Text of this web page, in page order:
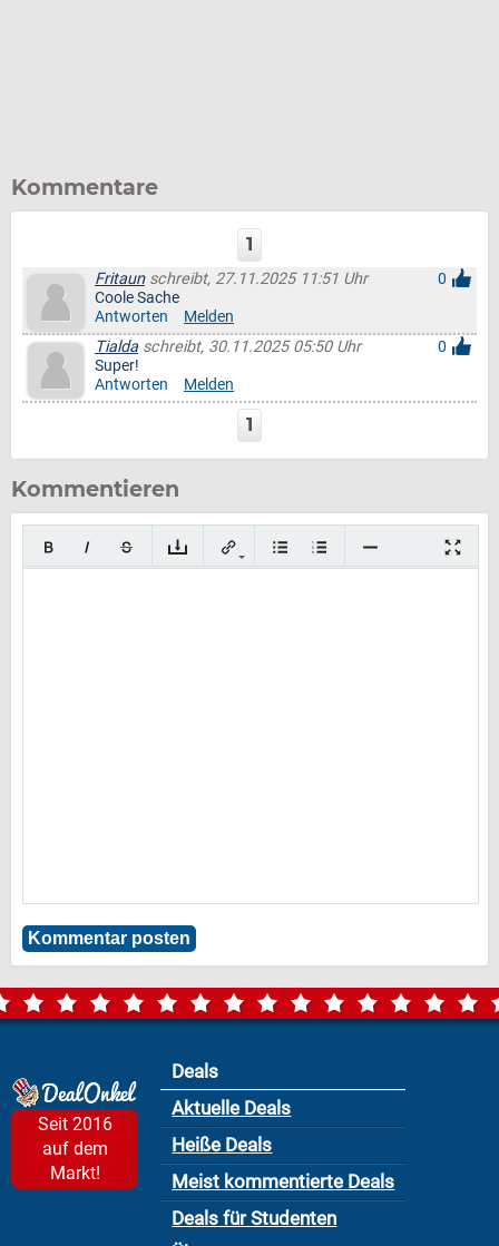
Kommentare
1
Fritaunschreibt, 27.11.2025 11:51 Uhr
0
Coole Sache
Antworten
Melden
Tialdaschreibt, 30.11.2025 05:50 Uhr
0
Super!
Antworten
Melden
1
Kommentieren
Seit 2016
auf dem
Markt!
Deals
Aktuelle Deals
Heiße Deals
Meist kommentierte Deals
Deals für Studenten